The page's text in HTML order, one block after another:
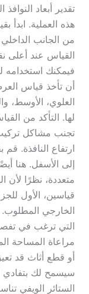
تقدير أبعاد
هذه العملية.
من الجانب
القياس عند أعلى
فيمكنك
أن تأخذ قياس
العلوي، الأوسط،
لها. التأكد من
تجنب مشاكل تركيب
ارتفاع النافذة.
إلى الأسفل. هنا
متعددة، نظرًا
قياسين، الأول
الخارجي المطلوب.
التي ترغب في
مراعاة المساحة
أو قطع أثاث قد
سيسمح لك بتفادي
الستائر الويفي